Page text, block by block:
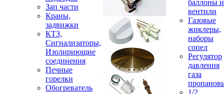
Зап части
Краны,
задвижки
КТЗ,
Сигнализаторы,
Изолириющие
соединения
Печные
горелки
Обогреватель
баллоны и
вентили
Газовые
жиклеры,
наборы
сопел
Регулятор
давления
газа
1/2